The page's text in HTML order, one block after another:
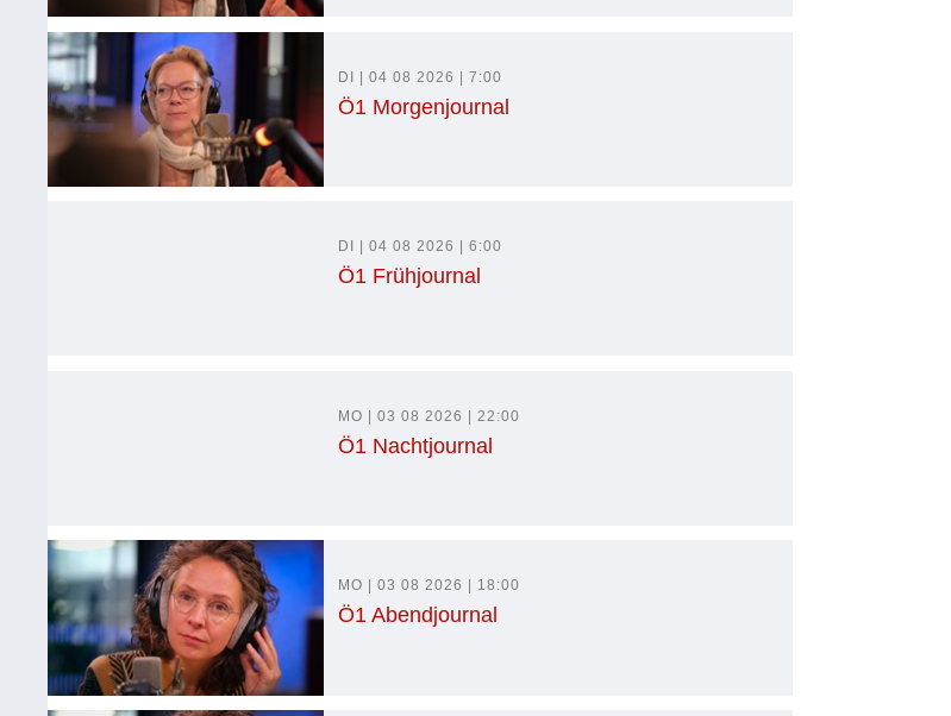
DI | 04 08 2026 | 7:00
Ö1 Morgenjournal
DI | 04 08 2026 | 6:00
Ö1 Frühjournal
MO | 03 08 2026 | 22:00
Ö1 Nachtjournal
MO | 03 08 2026 | 18:00
Ö1 Abendjournal